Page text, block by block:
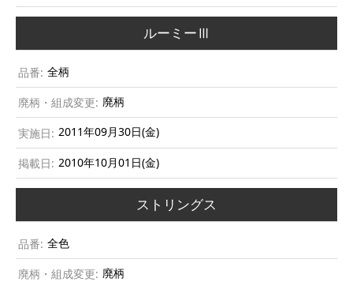
ルーミーⅢ
全柄
廃柄
2011年09月30日(金)
2010年10月01日(金)
ストリングス
全色
廃柄